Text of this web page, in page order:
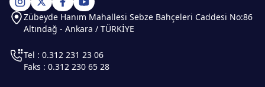
Zübeyde Hanım Mahallesi Sebze Bahçeleri Caddesi No:86
Altındağ - Ankara / TÜRKİYE
Tel : 0.312 231 23 06
Faks : 0.312 230 65 28